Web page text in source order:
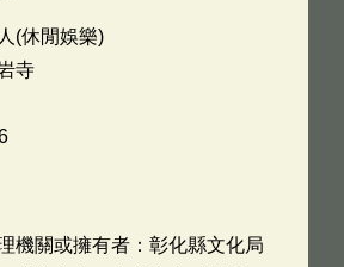
(休閒娛樂)
寺
機關或擁有者：彰化縣文化局